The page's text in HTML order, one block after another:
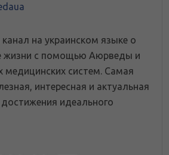
на украинском языке о
жизни с помощью Аюрведы и
медицинских систем. Самая
интересная и актуальная
идеального